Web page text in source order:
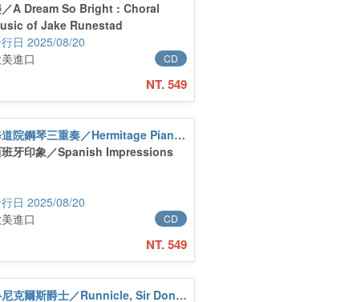
A Dream So Bright : Choral
of Jake Runestad
2025/08/20
CD
進口
NT. 549
修道院鋼琴三重奏／Hermitage Piano Trio
牙印象／Spanish Impressions
2025/08/20
CD
進口
NT. 549
魯尼克爾斯爵士／Runnicle, Sir Donald